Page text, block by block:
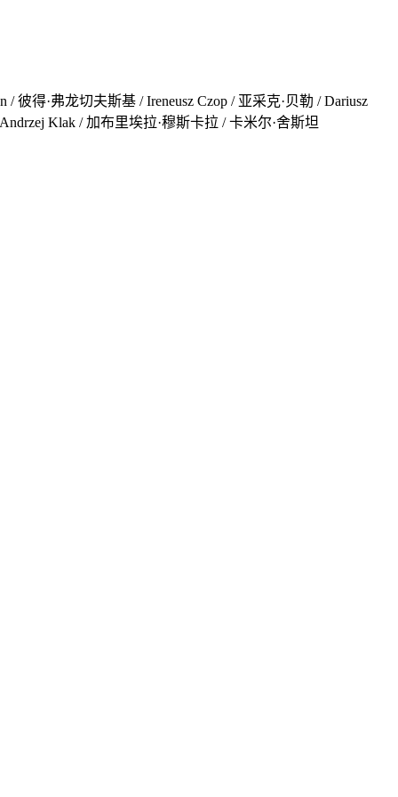
彼得·弗龙切夫斯基 / Ireneusz Czop / 亚采克·贝勒 / Dariusz
Klak / 加布里埃拉·穆斯卡拉 / 卡米尔·舍斯坦